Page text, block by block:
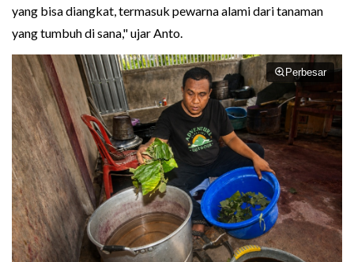
yang bisa diangkat, termasuk pewarna alami dari tanaman
yang tumbuh di sana," ujar Anto.
Perbesar